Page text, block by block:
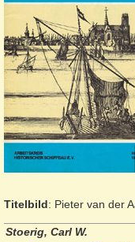
Titelbild: Pieter van der
Stoerig, Carl W.